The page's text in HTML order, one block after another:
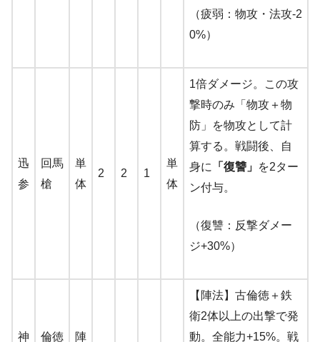
（疲弱：物攻・法攻-2
0%）
迅
参
回馬
槍
単
体
2 2 1
単
体
1倍ダメージ。この攻
撃時のみ「物攻＋物
防」を物攻として計
算する。戦闘後、自
身に
「復讐」 を2ター
ン付与。
（復讐：反撃ダメー
ジ+30%）
神 倫徳
陣
【陣法】古倫徳＋鉄
衛2体以上の出撃で発
動。全能力+15%。戦